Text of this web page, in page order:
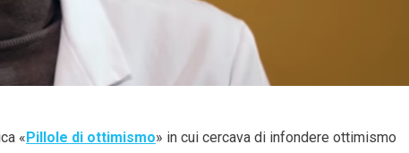
«Pillole di ottimismo» in cui cercava di infondere ottimismo